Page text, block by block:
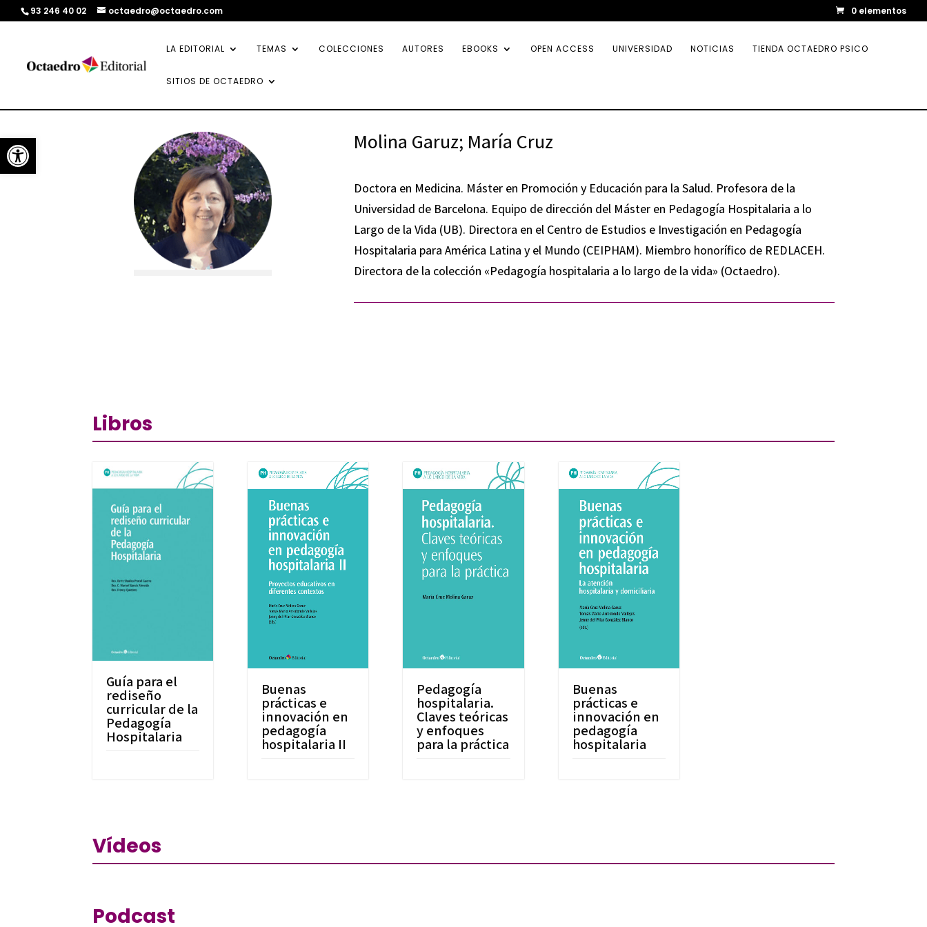
Abrir barra de herramientas
93 246 40 02 octaedro@octaedro.com 0 elementos
LA EDITORIAL TEMAS COLECCIONES AUTORES EBOOKS OPEN ACCESS UNIVERSIDAD NOTICIAS TIENDA OCTAEDRO PSICO
SITIOS DE OCTAEDRO
Molina Garuz; María Cruz
Doctora en Medicina. Máster en Promoción y Educación para la Salud. Profesora de la
Universidad de Barcelona. Equipo de dirección del Máster en Pedagogía Hospitalaria a lo
Largo de la Vida (UB). Directora en el Centro de Estudios e Investigación en Pedagogía
Hospitalaria para América Latina y el Mundo (CEIPHAM). Miembro honorífico de REDLACEH.
Directora de la colección «Pedagogía hospitalaria a lo largo de la vida» (Octaedro).
Libros
Guía para el
rediseño
curricular de la
Pedagogía
Hospitalaria
Buenas
prácticas e
innovación en
pedagogía
hospitalaria II
Pedagogía
hospitalaria.
Claves teóricas
y enfoques
para la práctica
Buenas
prácticas e
innovación en
pedagogía
hospitalaria
Vídeos
Podcast